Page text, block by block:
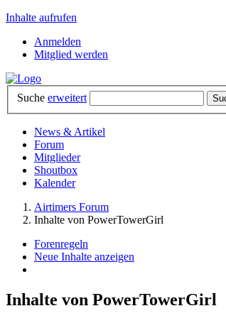
Inhalte aufrufen
Anmelden
Mitglied werden
Suche erweitert
News & Artikel
Forum
Mitglieder
Shoutbox
Kalender
Airtimers Forum
Inhalte von PowerTowerGirl
Forenregeln
Neue Inhalte anzeigen
Inhalte von PowerTowerGirl